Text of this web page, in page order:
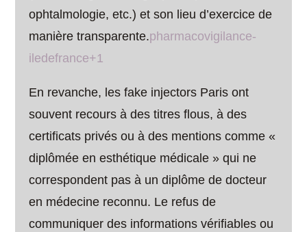
ophtalmologie, etc.) et son lieu d’exercice de
manière transparente.pharmacovigilance-
iledefrance+1
En revanche, les fake injectors Paris ont
souvent recours à des titres flous, à des
certificats privés ou à des mentions comme «
diplômée en esthétique médicale » qui ne
correspondent pas à un diplôme de docteur
en médecine reconnu. Le refus de
communiquer des informations vérifiables ou